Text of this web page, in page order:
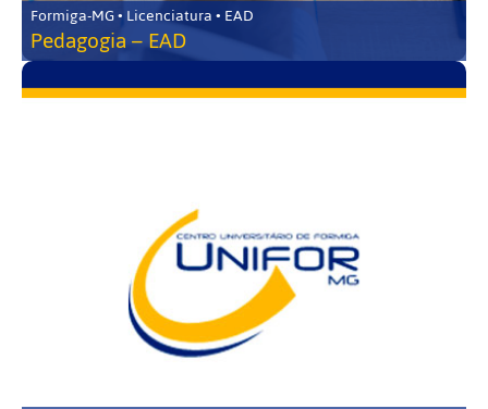
Formiga-MG • Licenciatura • EAD
Pedagogia – EAD